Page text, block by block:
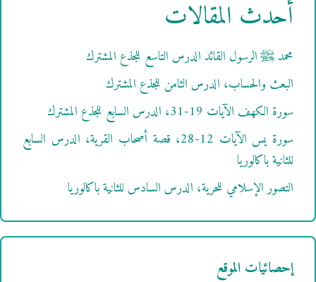
أحدث المقالات
محمد ﷺ الرسول القائد الدرس التاسع للجذع المشترك
البعث والحساب، الدرس الثامن للجذع المشترك
سورة الكهف الآيات 19-31، الدرس السابع للجذع المشترك
سورة يس الآيات 12-28، قصة أصحاب القرية، الدرس السابع
للثانية باكالوريا
التصور الإسلامي للحرية، الدرس السادس للثانية باكالوريا
إحصائيات الموقع